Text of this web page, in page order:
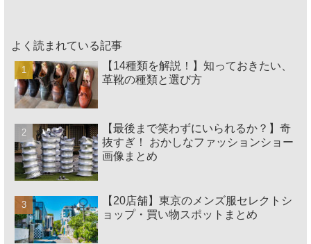
よく読まれている記事
【14種類を解説！】知っておきたい、
革靴の種類と選び方
【最後まで笑わずにいられるか？】奇
抜すぎ！ おかしなファッションショー
画像まとめ
【20店舗】東京のメンズ服セレクトシ
ョップ・買い物スポットまとめ